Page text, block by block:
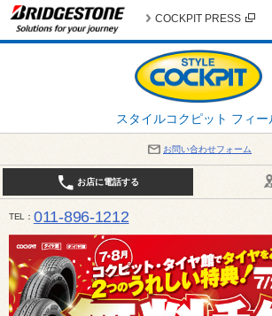
スタイルコクピット フィー
COCKPIT PRESS
お問い合わせフォーム
お店に電話する
TEL 011-896-1212
平日・日・祝日：作業受付10:00～17:30 、商談受付は10:00～
受け出来ない場合がございます。店舗までお問い合わせくださ
日：2026年8月の定休日 毎週 火曜日と水曜日 8月